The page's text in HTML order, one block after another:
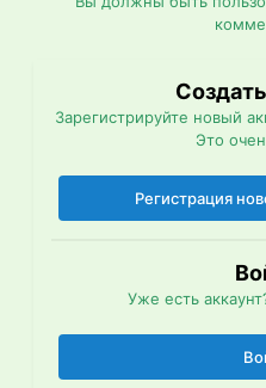
Зарегистрируйте новый
Это
Регистрация
Уже есть